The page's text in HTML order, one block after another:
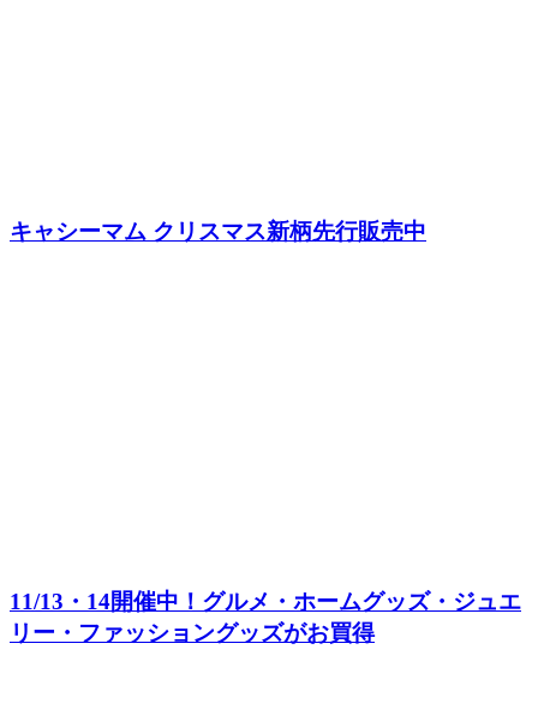
キャシーマム クリスマス新柄先行販売中
11/13・14開催中！グルメ・ホームグッズ・ジュエ
リー・ファッショングッズがお買得